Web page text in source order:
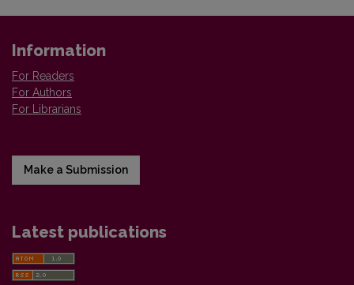
Information
For Readers
For Authors
For Librarians
Make a Submission
Latest publications